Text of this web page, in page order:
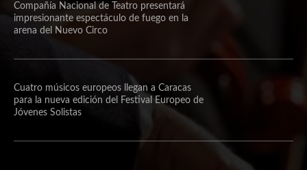
Compañía Nacional de Teatro presentará
impresionante espectáculo de fuego en la
arena del Nuevo Circo
Cuatro músicos europeos llegan a Caracas
para la nueva edición del Festival Europeo de
Jóvenes Solistas